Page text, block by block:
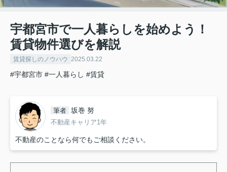
宇都宮市で一人暮らしを始めよう！
賃貸物件選びを解説
賃貸探しのノウハウ 2025.03.22
#宇都宮市 #一人暮らし #賃貸
筆者 坂巻 努
不動産キャリア1年
不動産のことなら何でもご相談ください。